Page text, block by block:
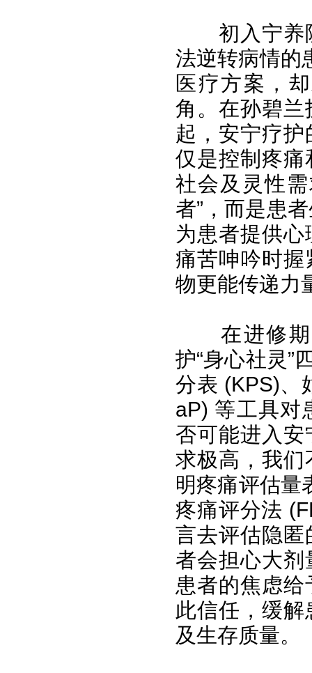
初入宁养
法逆转病情的
医疗方案，
角。在孙碧
起，安宁疗
仅是控制疼
社会及灵性
者”，而是患
为患者提供
痛苦呻吟时
物更能传递力
在进修
护“身心社灵”
分表 (KPS)、
aP) 等工具对
否可能进入
求极高，我
明疼痛评估量
疼痛评分法
言去评估隐
者会担心大
患者的焦虑
此信任，缓
及生存质量。